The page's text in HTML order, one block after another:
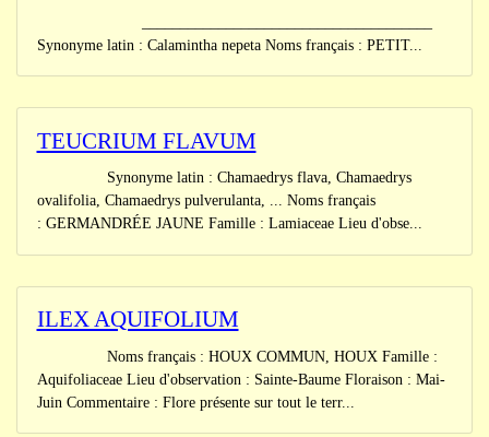
Synonyme latin : Calamintha nepeta Noms français : PETIT...
TEUCRIUM FLAVUM
Synonyme latin : Chamaedrys flava, Chamaedrys
ovalifolia, Chamaedrys pulverulanta, ... Noms français
: GERMANDRÉE JAUNE Famille : Lamiaceae Lieu d'obse...
ILEX AQUIFOLIUM
Noms français : HOUX COMMUN, HOUX Famille :
Aquifoliaceae Lieu d'observation : Sainte-Baume Floraison : Mai-
Juin Commentaire : Flore présente sur tout le terr...